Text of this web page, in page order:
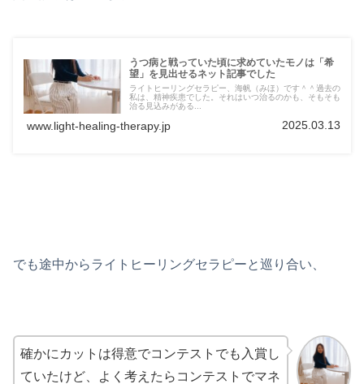
うつ病と戦っていた頃に求めていたモノは「希
望」を見出せるネット記事でした
ライトヒーリングセラピー、海帆（みほ）です＾＾過去の
私は、精神疾患でした。それはいつ治るのかも、そもそも
治る見込みがある...
www.light-healing-therapy.jp 2025.03.13
でも途中からライトヒーリングセラピーと巡り合い、
確かにカットは得意でコンテストでも入賞し
ていたけど、よく考えたらコンテストでマネ